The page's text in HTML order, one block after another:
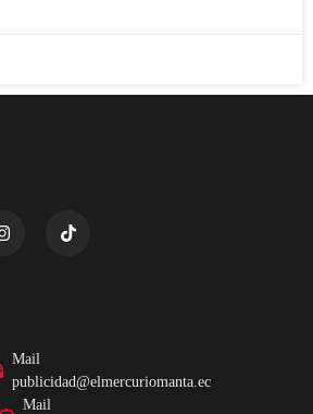
Mail
publicidad@elmercuriomanta.ec
Mail